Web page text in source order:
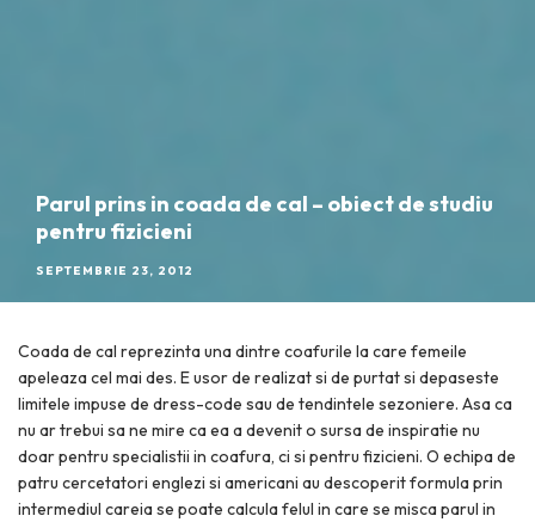
Parul prins in coada de cal – obiect de studiu
pentru fizicieni
SEPTEMBRIE 23, 2012
Coada de cal reprezinta una dintre coafurile la care femeile
apeleaza cel mai des. E usor de realizat si de purtat si depaseste
limitele impuse de dress-code sau de tendintele sezoniere. Asa ca
nu ar trebui sa ne mire ca ea a devenit o sursa de inspiratie nu
doar pentru specialistii in coafura, ci si pentru fizicieni. O echipa de
patru cercetatori englezi si americani au descoperit formula prin
intermediul careia se poate calcula felul in care se misca parul in